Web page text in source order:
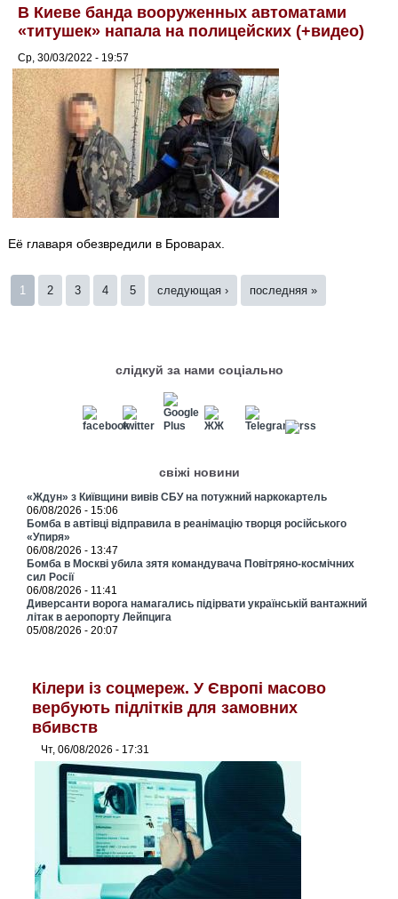
В Киеве банда вооруженных автоматами
«титушек» напала на полицейских (+видео)
Ср, 30/03/2022 - 19:57
Её главаря обезвредили в Броварах.
Страницы
1 2 3 4 5 следующая › последняя »
слідкуй за нами соціально
свіжі новини
«Ждун» з Київщини вивів СБУ на потужний наркокартель
06/08/2026 - 15:06
Бомба в автівці відправила в реанімацію творця російського
«Упиря»
06/08/2026 - 13:47
Бомба в Москві убила зятя командувача Повітряно-космічних
сил Росії
06/08/2026 - 11:41
Диверсанти ворога намагались підірвати українській вантажний
літак в аеропорту Лейпцига
05/08/2026 - 20:07
Кілери із соцмереж. У Європі масово
вербують підлітків для замовних
вбивств
Чт, 06/08/2026 - 17:31